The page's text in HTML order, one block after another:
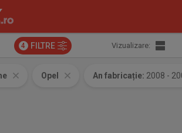
4 FILTRE Vizualizare:
Opel An fabricație: 2008 -